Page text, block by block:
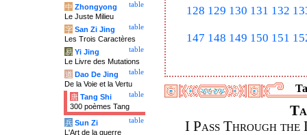
128 129 130 131 132
147 148 149 150 151
I Pass Through the
table
中 Zhongyong
Le Juste Milieu
table
字 San Zi Jing
Les Trois Caractères
table
易 Yi Jing
Le Livre des Mutations
table
道 Dao De Jing
De la Voie et la Vertu
table
唐 Tang Shi
300 poèmes Tang
table
兵 Sun Zi
L'Art de la guerre